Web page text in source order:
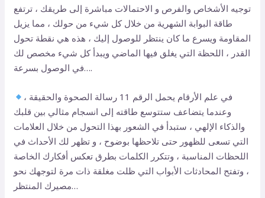
توجيه الأشخاص والفرص و الاحتمالات مباشرة إلى طريقك ، ترتفع
طاقة البوابة الشهرية من خلال كل شيء من حولك ، مما يزيل
المقاومة ويسرع ما كان ينتظر للوصول إليك ، هذه هي نقطة تحول
القدر ، اللحظة التي يغلق فيها الماضي ويبدأ كل شيء مخصص لك
في الوصول بسرعة….
في علم الأرقام يحمل الرقم 11 رسالة الصحوة والحقيقة ،
وعندما يتضاعف ستتوسع طاقته إلى انسجام مثالي بين قلبك
والذكاء الإلهي ، ستبدأ في الشعور بهذا التحول من خلال العلامات
التي تسعى للظهور حتى تلاحظها بوضوح ، و تظهر لك الأحداث في
اللحظات المناسبة ، وتتكرر الكلمات بطرق تعكس أفكارك الخاصة
، وتفتح المحادثات الأبواب التي ظلت مغلقة ذات مرة لتوجهك نحو
مصيرك المنتظر…